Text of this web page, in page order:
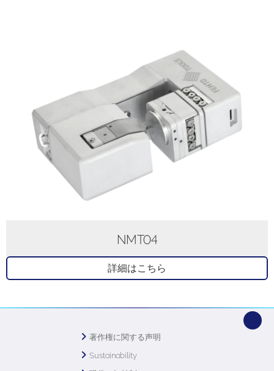
NMT04
詳細はこちら
著作権に関する声明
Sustainability